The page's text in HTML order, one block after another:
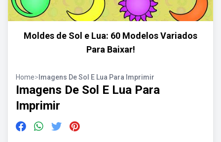
Moldes de Sol e Lua: 60 Modelos Variados
Para Baixar!
Home> Imagens De Sol E Lua Para Imprimir
Imagens De Sol E Lua Para
Imprimir